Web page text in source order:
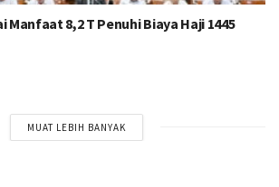
Manfaat 8,2 T Penuhi Biaya Haji 1445
MUAT LEBIH BANYAK